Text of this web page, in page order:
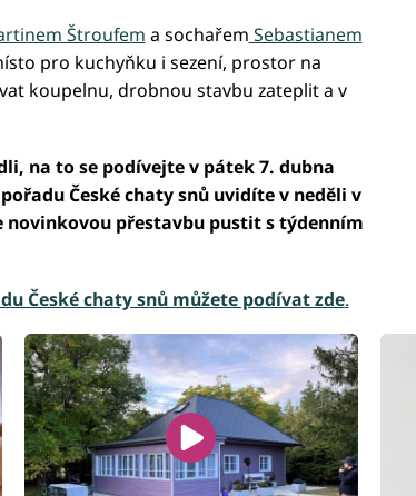
Štroufem a sochařem Sebastianem
pro kuchyňku i sezení, prostor na
koupelnu, drobnou stavbu zateplit a v
na to se podívejte v pátek 7. dubna
České chaty snů uvidíte v neděli v
novinkovou přestavbu pustit s týdenním
České chaty snů můžete podívat zde.